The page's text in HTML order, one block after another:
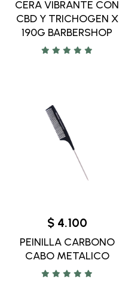
CERA VIBRANTE CON
CBD Y TRICHOGEN X
190G BARBERSHOP
$ 4.100
PEINILLA CARBONO
CABO METALICO